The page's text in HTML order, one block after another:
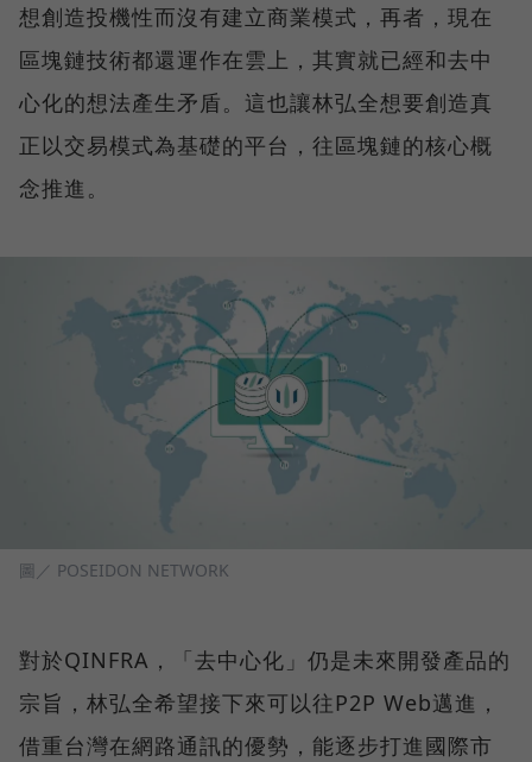
想創造投機性而沒有建立商業模式，再者，現在
區塊鏈技術都還運作在雲上，其實就已經和去中
心化的想法產生矛盾。這也讓林弘全想要創造真
正以交易模式為基礎的平台，往區塊鏈的核心概
念推進。
圖／ POSEIDON NETWORK
對於QINFRA，「去中心化」仍是未來開發產品的
宗旨，林弘全希望接下來可以往P2P Web邁進，
借重台灣在網路通訊的優勢，能逐步打進國際市